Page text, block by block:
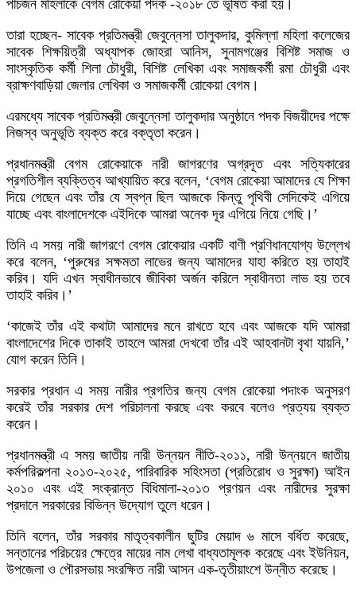
পাঁচজন মহিলাকে বেগম রোকেয়া পদক -২০১৮ তে ভূষিত করা হয়।
তারা হচ্ছেন- সাবেক প্রতিমন্ত্রী জেবুন্নেসা তালুকদার, কুমিল্লা মহিলা কলেজের
সাবেক শিক্ষয়িত্রী অধ্যাপক জোহরা আনিস, সুনামগঞ্জের বিশিষ্ট সমাজ ও
সাংস্কৃতিক কর্মী শিলা চৌধুরী, বিশিষ্ট লেখিকা এবং সমাজকর্মী রমা চৌধুরী এবং
ব্রাক্ষণবাড়িয়া জেলার লেখিকা ও সমাজকর্মী রোকেয়া বেগম।
এরমধ্যে সাবেক প্রতিমন্ত্রী জেবুন্নেসা তালুকদার অনুষ্ঠানে পদক বিজয়ীদের পক্ষে
নিজস্ব অনুভূতি ব্যক্ত করে বক্তৃতা করেন।
প্রধানমন্ত্রী বেগম রোকেয়াকে নারী জাগরণের অগ্রদূত এবং সত্যিকারের
প্রগতিশীল ব্যক্তিত্ব আখ্যায়িত করে বলেন, ‘বেগম রোকেয়া আমাদের যে শিক্ষা
দিয়ে গেছেন এবং তাঁর যে স্বপ্ন ছিল আজকে কিন্তু পৃথিবী সেদিকেই এগিয়ে
যাচ্ছে এবং বাংলাদেশকে এইদিকে আমরা অনেক দূর এগিয়ে নিয়ে গেছি।’
তিনি এ সময় নারী জাগরণে বেগম রোকেয়ার একটি বাণী প্রণিধানযোগ্য উল্লেখ
করে বলেন, ‘পুরুষের সক্ষমতা লাভের জন্য আমাদের যাহা করিতে হয় তাহাই
করিব। যদি এখন স্বাধীনভাবে জীবিকা অর্জন করিলে স্বাধীনতা লাভ হয় তবে
তাহাই করিব।’
‘কাজেই তাঁর এই কথাটা আমাদের মনে রাখতে হবে এবং আজকে যদি আমরা
বাংলাদেশের দিকে তাকাই তাহলে আমরা দেখবো তাঁর এই আহবানটা বৃথা যায়নি,’
যোগ করেন তিনি।
সরকার প্রধান এ সময় নারীর প্রগতির জন্য বেগম রোকেয়া পদাংক অনুসরণ
করেই তাঁর সরকার দেশ পরিচালনা করছে এবং করবে বলেও প্রত্যয় ব্যক্ত
করেন।
প্রধানমন্ত্রী এ সময় জাতীয় নারী উন্নয়ন নীতি-২০১১, নারী উন্নয়নে জাতীয়
কর্মপরিকল্পনা ২০১৩-২০২৫, পারিবারিক সহিংসতা (প্রতিরোধ ও সুরক্ষা) আইন
২০১০ এবং এই সংক্রান্ত বিধিমালা-২০১৩ প্রণয়ন এবং নারীদের সুরক্ষা
প্রদানে সরকারের বিভিন্ন উদ্যোগ তুলে ধরেন।
তিনি বলেন, তাঁর সরকার মাতৃত্বকালীন ছুটির মেয়াদ ৬ মাসে বর্ধিত করেছে,
সন্তানের পরিচয়ের ক্ষেত্রে মায়ের নাম লেখা বাধ্যতামূলক করেছে এবং ইউনিয়ন,
উপজেলা ও পৌরসভায় সংরক্ষিত নারী আসন এক-তৃতীয়াংশে উন্নীত করেছে।